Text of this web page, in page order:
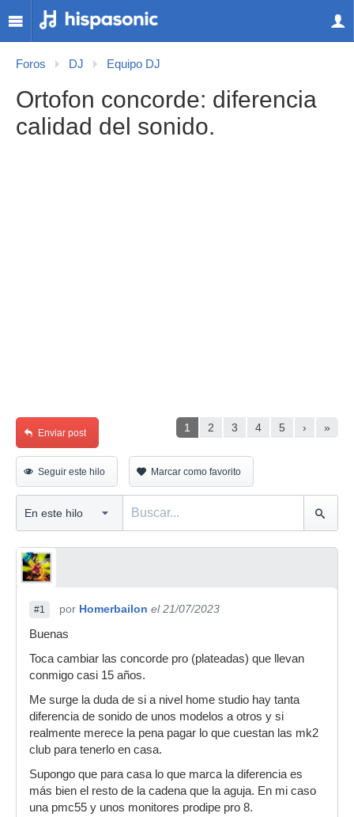
Foros DJ Equipo DJ
Ortofon concorde: diferencia
calidad del sonido.
1 2 3 4 5 › »
Enviar post
Seguir este hilo Marcar como favorito
#1 por Homerbailon el 21/07/2023
Buenas
Toca cambiar las concorde pro (plateadas) que llevan
conmigo casi 15 años.
Me surge la duda de si a nivel home studio hay tanta
diferencia de sonido de unos modelos a otros y si
realmente merece la pena pagar lo que cuestan las mk2
club para tenerlo en casa.
Supongo que para casa lo que marca la diferencia es
más bien el resto de la cadena que la aguja. En mi caso
una pmc55 y unos monitores prodipe pro 8.